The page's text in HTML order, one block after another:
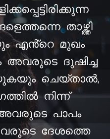
താഴ്ത്തി
എൻ്റെ മുഖം
ദുഷിച്ച
ചെയ്താൽ,
നിന്ന്
പാപം
ദേശത്തെ